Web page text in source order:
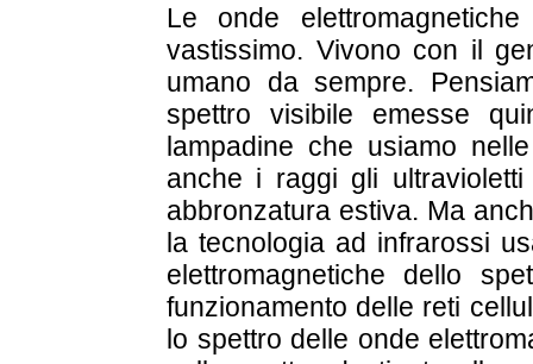
Le onde
vastissimo. Vivono con il
umano da sempre.
spettro visibile emesse
lampadine che usiamo
anche i raggi gli
abbronzatura estiva. Ma
la tecnologia ad infrarossi
elettromagnetiche dello
funzionamento delle reti
lo spettro delle onde